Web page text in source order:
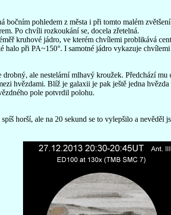
bočním pohledem z města i při tomto malém
Po chvíli rozkoukání se, docela zřetelná.
kruhové jádro, ve kterém chvílemi problikává
halo při PA~150°. I samotné jádro vykazuje
ale nestelární mlhavý kroužek. Předchází
hvězdami. Blíž je galaxii je pak ještě jedna
pole potvrdil polohu.
horší, ale na 20 sekund se to vylepšilo a nevěděl